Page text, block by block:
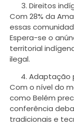
Direitos
Com 28% da
essas
Espera-se o
territorial
ilegal.
Adaptação
Com o nível do
como Belém
conferência
tradicionais e